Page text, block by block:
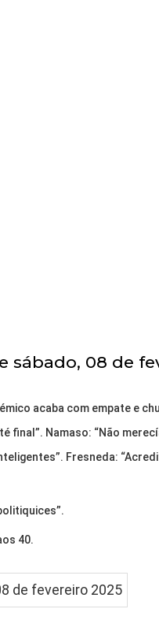
sábado, 08 de
acaba com empate e
final”. Namaso: “Não
Fresneda:
40.